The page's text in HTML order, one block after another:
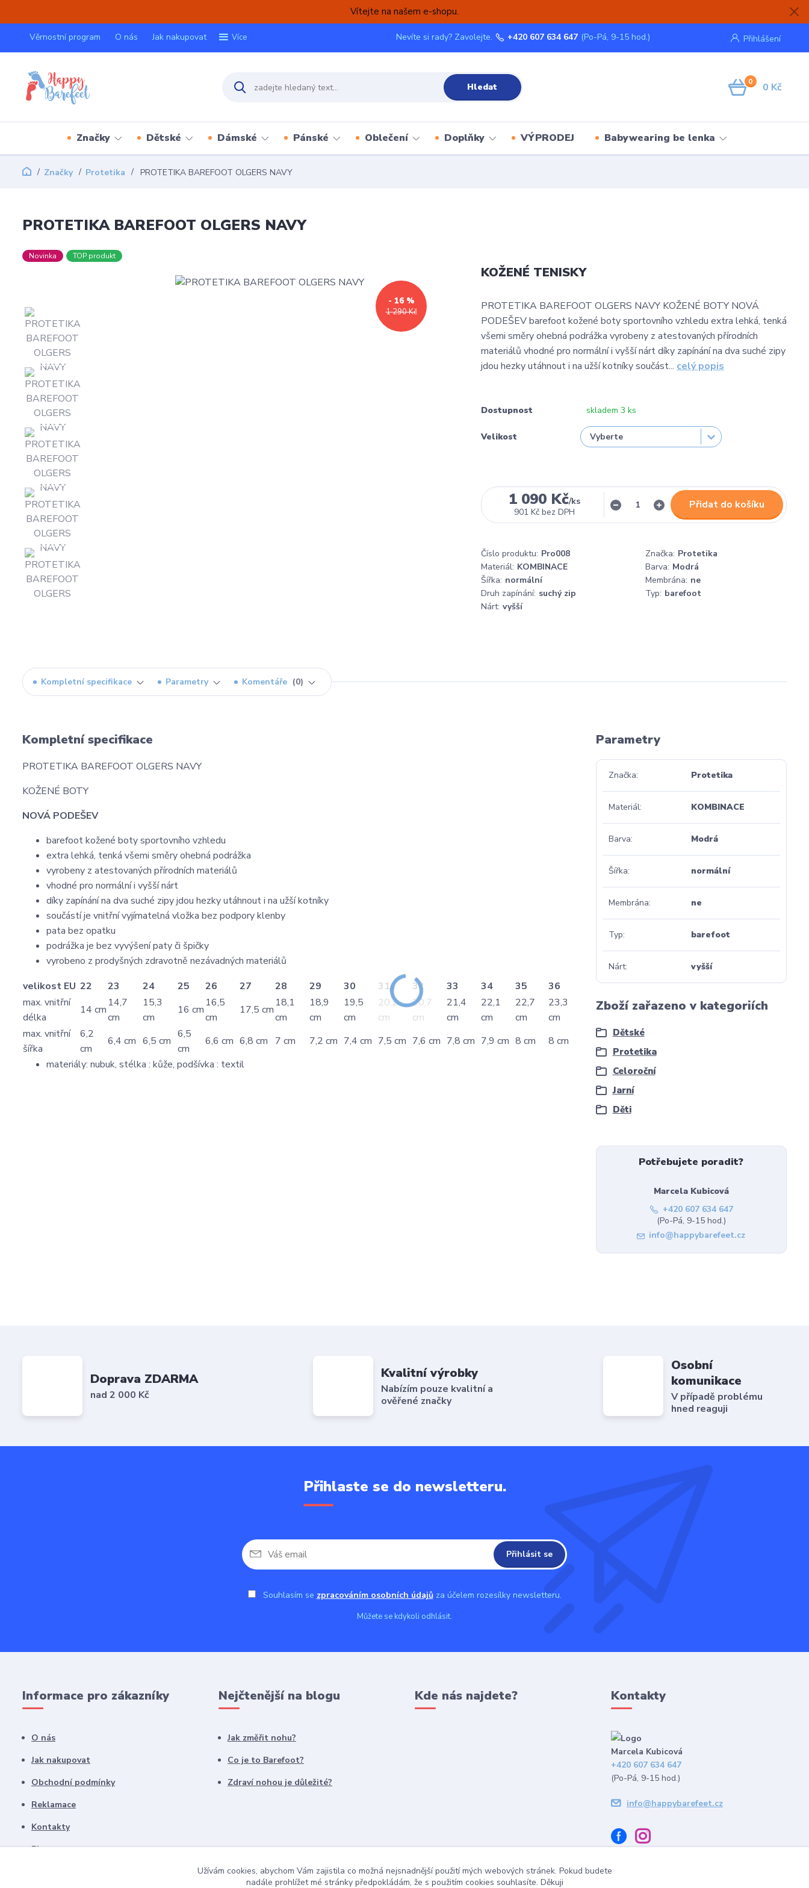
Vítejte na našem e-shopu.
Věrnostní program O nás Jak nakupovat Více Přihlášení
Hledat
Nevíte si rady? Zavolejte. +420 607 634 647 (Po-Pá, 9-15 hod.)
0 0 Kč
Značky Dětské Dámské Pánské Oblečení Doplňky VÝPRODEJ Babywearing be lenka
Značky Protetika PROTETIKA BAREFOOT OLGERS NAVY
PROTETIKA BAREFOOT OLGERS NAVY
Novinka TOP produkt
1 290 Kč
- 16 %
KOŽENÉ TENISKY
PROTETIKA BAREFOOT OLGERS NAVY KOŽENÉ BOTY NOVÁ
PODEŠEV barefoot kožené boty sportovního vzhledu extra lehká, tenká
všemi směry ohebná podrážka vyrobeny z atestovaných přírodních
materiálů vhodné pro normální i vyšší nárt díky zapínání na dva suché zipy
jdou hezky utáhnout i na užší kotníky součást... celý popis
Dostupnost skladem 3 ks
Velikost
1 090 Kč/ks
901 Kč bez DPH
Přidat do košíku
Číslo produktu: Pro008 Značka: Protetika
Materiál: KOMBINACE Barva: Modrá
Šířka: normální Membrána: ne
Druh zapínání: suchý zip Typ: barefoot
Nárt: vyšší
Kompletní specifikace Parametry Komentáře 0
Kompletní specifikace
PROTETIKA BAREFOOT OLGERS NAVY
KOŽENÉ BOTY
NOVÁ PODEŠEV
barefoot kožené boty sportovního vzhledu
extra lehká, tenká všemi směry ohebná podrážka
vyrobeny z atestovaných přírodních materiálů
vhodné pro normální i vyšší nárt
díky zapínání na dva suché zipy jdou hezky utáhnout i na užší kotníky
součástí je vnitřní vyjímatelná vložka bez podpory klenby
pata bez opatku
podrážka je bez vyvýšení paty či špičky
vyrobeno z prodyšných zdravotně nezávadných materiálů
velikost EU 22 23 24 25 26 27 28 29 30 31 32 33 34 35
36
max. vnitřní
délka
14 cm
14,7
cm
15,3
cm
16 cm
16,5
cm
17,5 cm
18,1
cm
18,9
cm
19,5
cm
20,2
cm
20,7
cm
21,4
cm
22,1
cm
22,7
cm
23,3
cm
max. vnitřní
šířka
6,2
cm
6,4 cm 6,5 cm
6,5
cm
6,6 cm 6,8 cm 7 cm 7,2 cm 7,4 cm 7,5 cm 7,6 cm 7,8 cm 7,9 cm 8 cm
8 cm
materiály: nubuk, stélka : kůže, podšívka : textil
Parametry
Značka Protetika
Materiál KOMBINACE
Barva Modrá
Šířka normální
Membrána ne
Typ barefoot
Nárt vyšší
Zboží zařazeno v kategoriích
Dětské
Protetika
Celoroční
Jarní
Děti
Potřebujete poradit?
Marcela Kubicová
+420 607 634 647
(Po-Pá, 9-15 hod.)
info@happybarefeet.cz
Doprava ZDARMA
nad 2 000 Kč
Kvalitní výrobky
Nabízím pouze kvalitní a
ověřené značky
Osobní
komunikace
V případě problému
hned reaguji
Přihlaste se do newsletteru.
Přihlásit se
Souhlasím se zpracováním osobních údajůza účelem rozesílky newsletteru.
Můžete se kdykoli odhlásit.
Informace pro zákazníky
O nás
Jak nakupovat
Obchodní podmínky
Reklamace
Kontakty
Blog
Nejčtenější na blogu
Jak změřit nohu?
Co je to Barefoot?
Zdraví nohou je důležité?
Kde nás najdete? Kontakty
Marcela Kubicová
+420 607 634 647
(Po-Pá, 9-15 hod.)
info@happybarefeet.cz
Užívám cookies, abychom Vám zajistila co možná nejsnadnější použití mých webových stránek. Pokud budete
nadále prohlížet mé stránky předpokládám, že s použitím cookies souhlasíte. Děkuji